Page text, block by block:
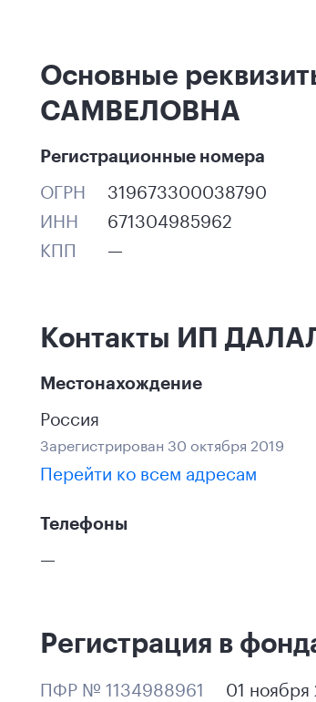
Основные
САМВЕЛОВНА
Регистрационные номера
ОГРН
319673300038790
ИНН
671304985962
КПП
—
Контакты ИП
Местонахождение
Россия
Зарегистрирован 30 октября 2019
Перейти ко всем адресам
Телефоны
—
Регистрация в
ПФР № 1134988961 01 ноября